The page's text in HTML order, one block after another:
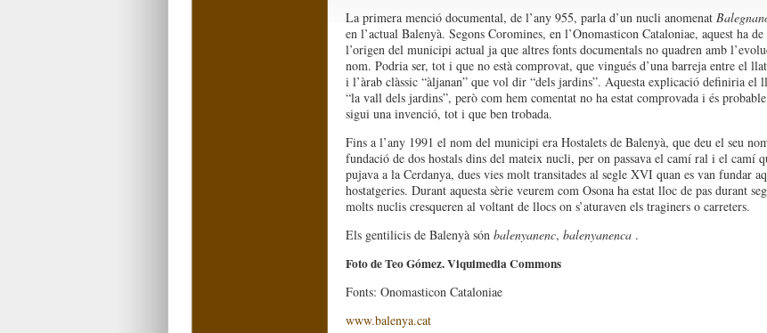
La primera menció documental, de l’any 955, parla d’un nucli anomenat
en l’actual Balenyà. Segons Coromines, en l’Onomasticon Cataloniae, aquest ha de
l’origen del municipi actual ja que altres fonts documentals no quadren amb
nom. Podria ser, tot i que no està comprovat, que vingués d’una barreja entre el
i l’àrab clàssic “àljanan” que vol dir “dels jardins”. Aquesta explicació definiria el
“la vall dels jardins”, però com hem comentat no ha estat comprovada i és
sigui una invenció, tot i que ben trobada.
Fins a l’any 1991 el nom del municipi era Hostalets de Balenyà, que deu el seu
fundació de dos hostals dins del mateix nucli, per on passava el camí ral i el camí
pujava a la Cerdanya, dues vies molt transitades al segle XVI quan es van fundar
hostatgeries. Durant aquesta sèrie veurem com Osona ha estat lloc de pas durant
molts nuclis cresqueren al voltant de llocs on s’aturaven els traginers o carreters.
Els gentilicis de Balenyà són balenyanenc, balenyanenca.
Foto de Teo Gómez. Viquimedia Commons
Fonts: Onomasticon Cataloniae
www.balenya.cat